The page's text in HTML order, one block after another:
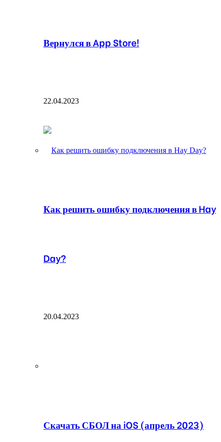
Вернулся в App Store!
22.04.2023
Как решить ошибку подключения в Hay
Day?
20.04.2023
Скачать СБОЛ на iOS (апрель 2023)